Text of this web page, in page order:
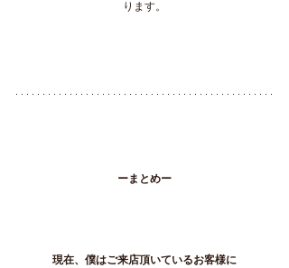
ります。
ーまとめー
現在、僕はご来店頂いているお客様に